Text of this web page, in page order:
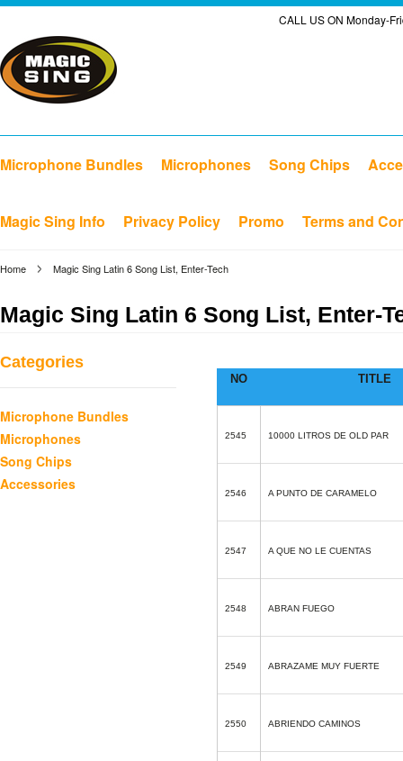
CALL US ON Monday-
Microphone Bundles Microphones Song Chips
Magic Sing Info Privacy Policy Promo Terms and
Home Magic Sing Latin 6 Song List, Enter-Tech
Magic Sing Latin 6 Song List, Enter-
Categories
Microphone Bundles
Microphones
Song Chips
Accessories
NO TITLE
2545 10000 LITROS DE OLD PAR
2546 A PUNTO DE CARAMELO
2547 A QUE NO LE CUENTAS
2548 ABRAN FUEGO
2549 ABRAZAME MUY FUERTE
2550 ABRIENDO CAMINOS